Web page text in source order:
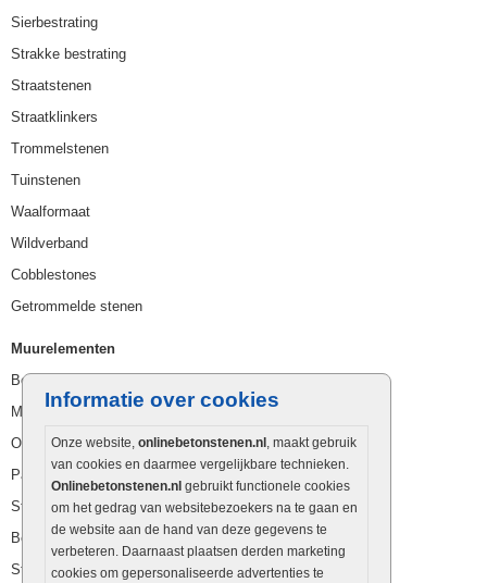
Informatie over cookies
Onze website, onlinebetonstenen.nl , maakt gebruik
van cookies en daarmee vergelijkbare technieken.
Onlinebetonstenen.nl gebruikt functionele cookies
om het gedrag van websitebezoekers na te gaan en
de website aan de hand van deze gegevens te
verbeteren. Daarnaast plaatsen derden marketing
cookies om gepersonaliseerde advertenties te
Sierbestrating
Strakke bestrating
Straatstenen
Straatklinkers
Trommelstenen
Tuinstenen
Waalformaat
Wildverband
Cobblestones
Getrommelde stenen
Muurelementen
Betonbielzen
Muurstenen
Opsluitbanden
Palissaden
Stapelblokken
Betonblokken
Stapelstenen